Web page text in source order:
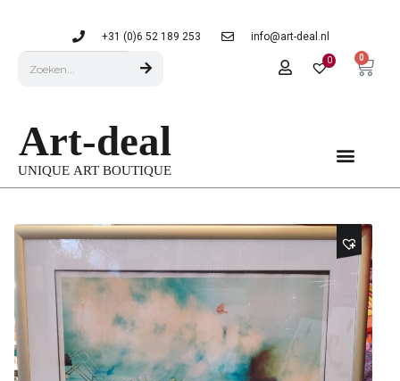
+31 (0)6 52 189 253 info@art-deal.nl
0 0